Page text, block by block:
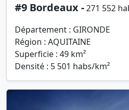
#9 Bordeaux -271 552
Département : GIRONDE
Région : AQUITAINE
Superficie : 49 km²
Densité : 5 501 habs/km²